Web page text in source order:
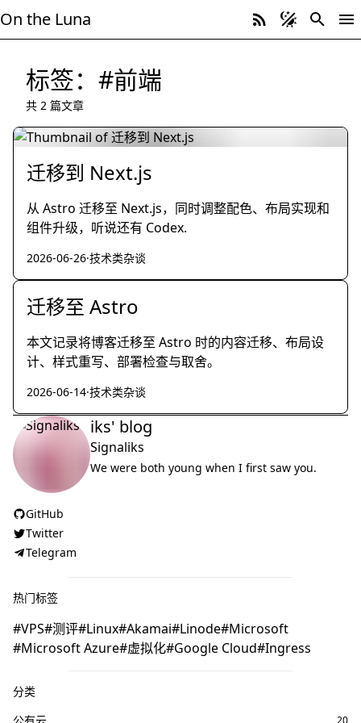
On the Luna
标签：#前端
共 2 篇文章
迁移到 Next.js
从 Astro 迁移至 Next.js，同时调整配色、布局实现和
组件升级，听说还有 Codex.
2026-06-26·技术类杂谈
迁移至 Astro
本文记录将博客迁移至 Astro 时的内容迁移、布局设
计、样式重写、部署检查与取舍。
2026-06-14·技术类杂谈
iks' blog
Signaliks
We were both young when I first saw you.
GitHub
Twitter
Telegram
热门标签
VPS 测评 Linux Akamai Linode Microsoft
Microsoft Azure 虚拟化 Google Cloud Ingress
分类
20